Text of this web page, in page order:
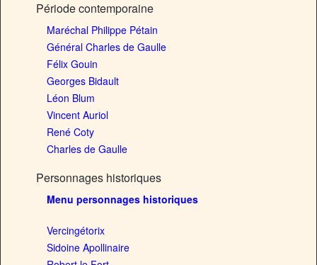
Période contemporaine
Maréchal Philippe Pétain
Général Charles de Gaulle
Félix Gouin
Georges Bidault
Léon Blum
Vincent Auriol
René Coty
Charles de Gaulle
Personnages historiques
Menu personnages historiques
Vercingétorix
Sidoine Apollinaire